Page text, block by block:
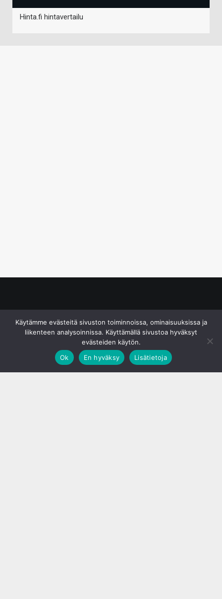
Hinta.fi hintavertailu
Käytämme evästeitä sivuston toiminnoissa, ominaisuuksissa ja
liikenteen analysoinnissa. Käyttämällä sivustoa hyväksyt
evästeiden käytön.
Ok
En hyväksy Lisätietoja